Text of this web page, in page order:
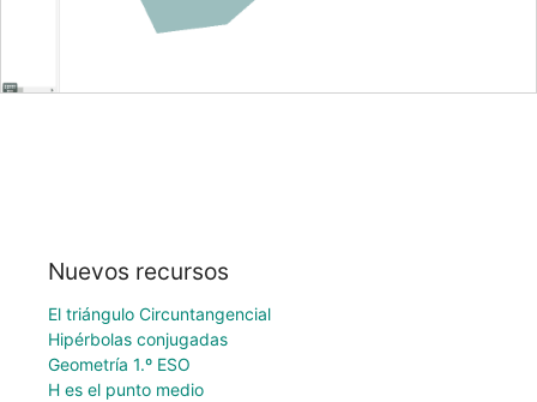
Nuevos recursos
El triángulo Circuntangencial
Hipérbolas conjugadas
Geometría 1.º ESO
H es el punto medio